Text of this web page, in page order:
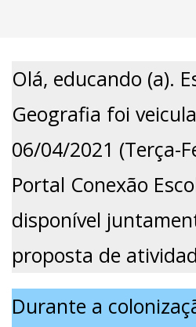
Olá, educando (a).
Geografia foi
06/04/2021 (Terça-
Portal Conexão
disponível
proposta de
Durante a